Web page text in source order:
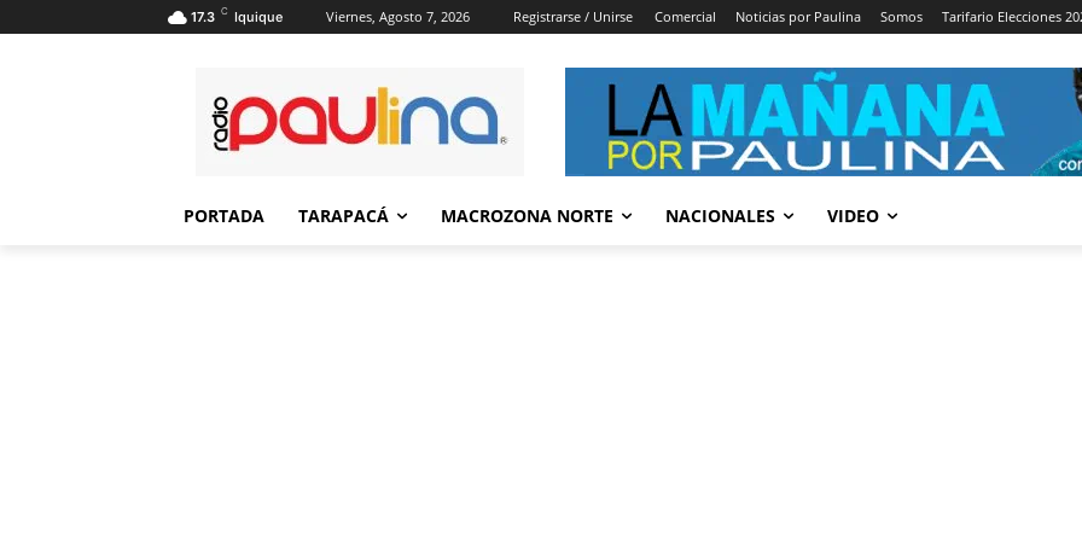
17.3 C Iquique Viernes, Agosto 7, 2026 Registrarse / Unirse Comercial Noticias por Paulina Somos Tarifario Elecciones
PORTADA TARAPACÁ MACROZONA NORTE NACIONALES VIDEO